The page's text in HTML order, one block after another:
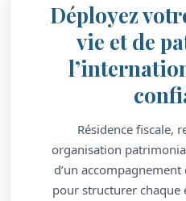
Déployez
vie et de
Résidence fiscale,
organisation
d’un
pour structurer chaque